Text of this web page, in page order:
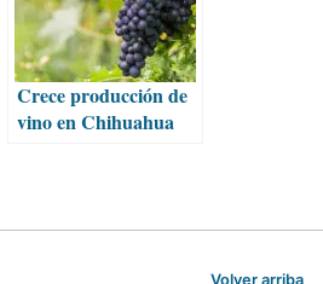
Crece producción de
vino en Chihuahua
Volver arriba